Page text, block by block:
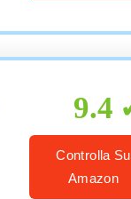
9.4
Controlla Su
Amazon